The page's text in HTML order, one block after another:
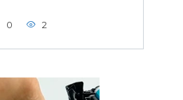
0 2